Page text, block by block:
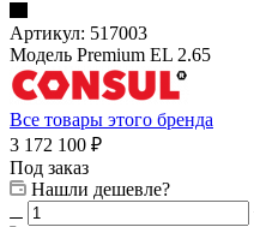
Артикул: 517003
Модель Premium EL 2.65
Все товары этого бренда
3 172 100 ₽
Под заказ
Нашли дешевле?